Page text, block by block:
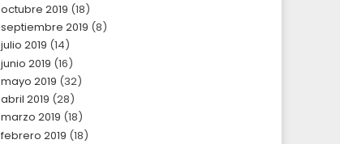
octubre 2019 (18)
septiembre 2019 (8)
julio 2019 (14)
junio 2019 (16)
mayo 2019 (32)
abril 2019 (28)
marzo 2019 (18)
febrero 2019 (18)